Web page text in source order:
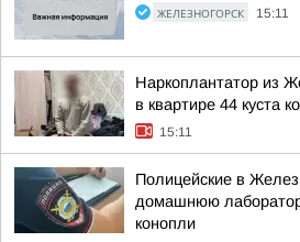
ЖЕЛЕЗНОГОРСК 15:11
Наркоплантатор из
в квартире 44 куста
15:11
Полицейские в
домашнюю
конопли